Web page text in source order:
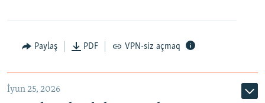
Auto 240p 360p 480p
720p 1080p
Paylaş PDF VPN-siz açmaq
İyun 25, 2026